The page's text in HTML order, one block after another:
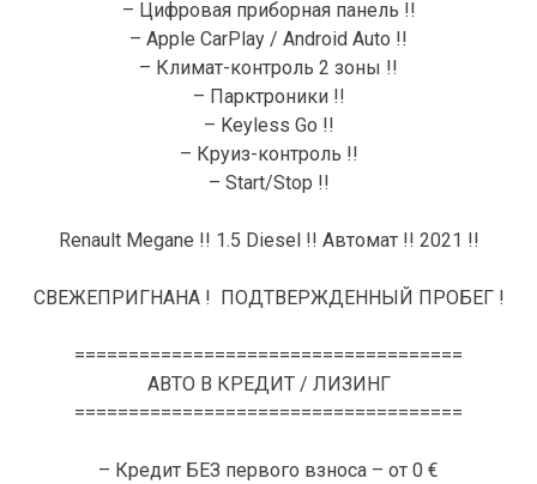
– Цифровая приборная панель !!
– Apple CarPlay / Android Auto !!
– Климат-контроль 2 зоны !!
– Парктроники !!
– Keyless Go !!
– Круиз-контроль !!
– Start/Stop !!
Renault Megane !! 1.5 Diesel !! Автомат !! 2021 !!
СВЕЖЕПРИГНАНА ! ПОДТВЕРЖДЕННЫЙ ПРОБЕГ !
====================================
АВТО В КРЕДИТ / ЛИЗИНГ
====================================
– Кредит БЕЗ первого взноса – от 0 €